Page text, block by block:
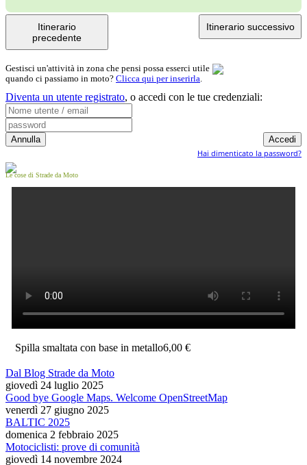
Itinerario
precedente
Itinerario successivo
Gestisci un'attività in zona che pensi possa esserci utile
quando ci passiamo in moto? Clicca qui per inserirla.
Diventa un utente registrato, o accedi con le tue credenziali:
Hai dimenticato la password?
Le cose di Strade da Moto
Spilla smaltata con base in metallo6,00 €
Dal Blog Strade da Moto
giovedì 24 luglio 2025
Good bye Google Maps. Welcome OpenStreetMap
venerdì 27 giugno 2025
BALTIC 2025
domenica 2 febbraio 2025
Motociclisti: prove di comunità
giovedì 14 novembre 2024